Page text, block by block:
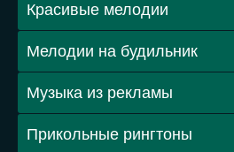
Красивые мелодии
Мелодии на будильник
Музыка из рекламы
Прикольные рингтоны